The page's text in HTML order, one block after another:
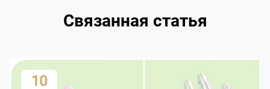
Связанная статья
10